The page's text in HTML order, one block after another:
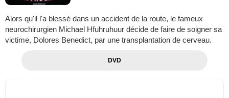
Alors qu'il l'a blessé dans un accident de la route, le fameux
neurochirurgien Michael Hfuhruhuur décide de faire de soigner sa
victime, Dolores Benedict, par une transplantation de cerveau.
DVD